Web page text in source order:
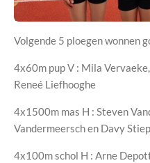
Volgende 5 ploegen wonnen
4x60m pup V : Mila
Reneé Liefhooghe
4x1500m mas H : Steven
Vandermeersch en Davy
4x100m schol H : Arne